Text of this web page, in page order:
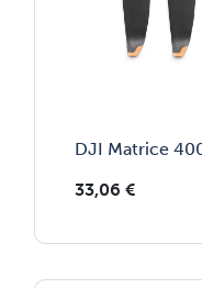
DJI Matrice
33,06 €